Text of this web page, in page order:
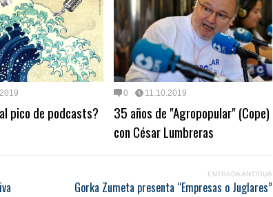
pico de podcasts?
0 11.10.2019
35 años de "Agropopular" (Cope)
con César Lumbreras
ENTRADA ANTIGUA
Gorka Zumeta presenta “Empresas o Juglares”